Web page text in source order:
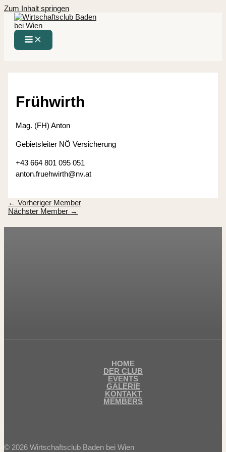
Zum Inhalt springen
Frühwirth
Mag. (FH) Anton
Gebietsleiter NÖ Versicherung
+43 664 801 095 051
anton.fruehwirth@nv.at
← Vorheriger Member
Nächster Member →
HOME
DER CLUB
EVENTS
GALERIE
KONTAKT
MEMBERS
© 2026 Wirtschaftsclub Baden bei Wien